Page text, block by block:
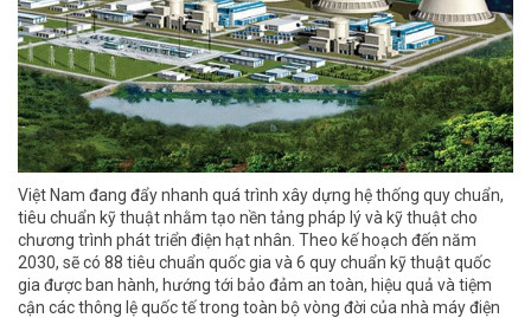
Việt Nam đang đẩy nhanh quá trình xây dựng hệ thống quy chuẩn,
tiêu chuẩn kỹ thuật nhằm tạo nền tảng pháp lý và kỹ thuật cho
chương trình phát triển điện hạt nhân. Theo kế hoạch đến năm
2030, sẽ có 88 tiêu chuẩn quốc gia và 6 quy chuẩn kỹ thuật quốc
gia được ban hành, hướng tới bảo đảm an toàn, hiệu quả và tiệm
cận các thông lệ quốc tế trong toàn bộ vòng đời của nhà máy điện